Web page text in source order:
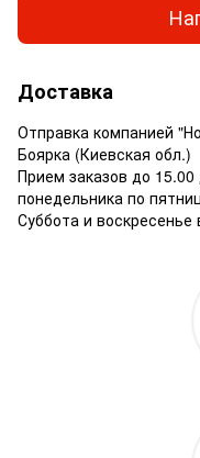
Доставка
Отправка компанией
Боярка (Киевская обл.)
Прием заказов до
понедельника по
Суббота и